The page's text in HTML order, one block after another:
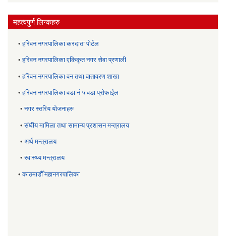
महत्वपुर्ण लिन्कहरु
•हरिवन नगरपालिका करदाता पोर्टल
•हरिवन नगरपालिका एकिकृत नगर सेवा प्रणाली
•हरिवन नगरपालिका वन तथा वातावरण शाखा
•हरिवन नगरपालिका वडा नं ५ वडा प्रोफाईल
•नगर स्तरिय याेजनाहरु
•संघीय मामिला तथा सामान्य प्रशासन मन्त्रालय
• अर्थ मन्त्रालय
•स्वास्थ्य मन्त्रालय
•काठमाडौँ महानगरपालिका